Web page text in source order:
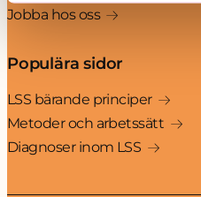
Jobba hos oss
Populära sidor
LSS bärande principer
Metoder och arbetssätt
Diagnoser inom LSS